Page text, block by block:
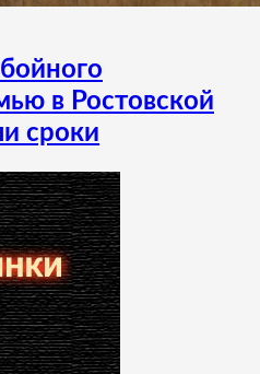
в Ростовской
сроки